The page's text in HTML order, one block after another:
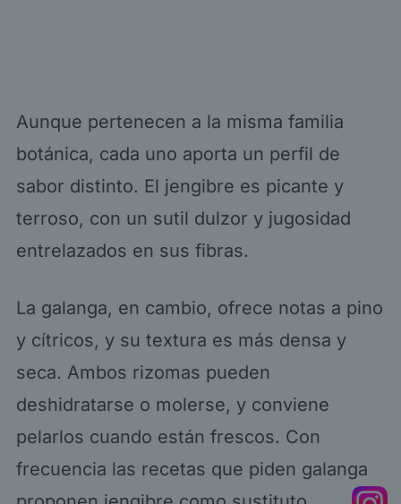
Aunque pertenecen a la misma familia
botánica, cada uno aporta un perfil de
sabor distinto. El jengibre es picante y
terroso, con un sutil dulzor y jugosidad
entrelazados en sus fibras.
La galanga, en cambio, ofrece notas a pino
y cítricos, y su textura es más densa y
seca. Ambos rizomas pueden
deshidratarse o molerse, y conviene
pelarlos cuando están frescos. Con
frecuencia las recetas que piden galanga